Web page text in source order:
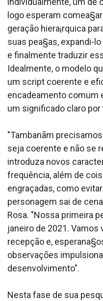
logo esperam
geração hiera¡rquica
suas pea§as, expandi-
e finalmente traduzir
Idealmente, o modelo
um script coerente e
encadeamento comum
um significado claro por
"Tambanãm
seja coerente e não se
introduza novos
frequência, além de
engraçadas, como
personagem sai de
Rosa. "Nossa primeira
janeiro de 2021. Vamos
recepção e,
observações
desenvolvimento".
Nesta fase de sua